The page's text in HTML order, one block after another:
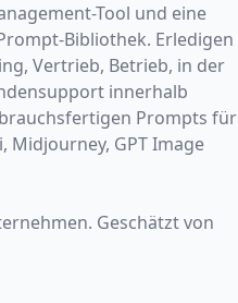
Tool und eine
Bibliothek. Erledigen
Vertrieb, Betrieb, in der
innerhalb
Prompts für
Midjourney, GPT Image
Geschätzt von